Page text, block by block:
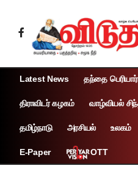
Latest News தந்தை பெரியார்
திராவிடர் கழகம் வாழ்வியல்
தமிழ்நாடு அரசியல் உலகம்
E-Paper OTT